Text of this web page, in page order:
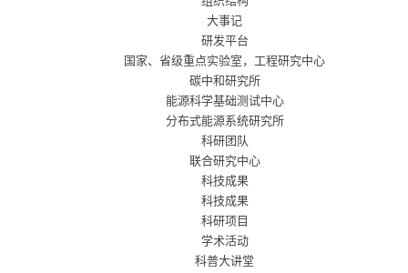
大事记
研发平台
国家、省级重点实验室，工程研究中心
碳中和研究所
能源科学基础测试中心
分布式能源系统研究所
科研团队
联合研究中心
科技成果
科技成果
科研项目
学术活动
科普大讲堂